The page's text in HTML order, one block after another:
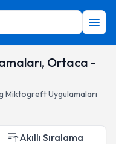
Ortaca -
Miktogreft Uygulamaları
Akıllı Sıralama